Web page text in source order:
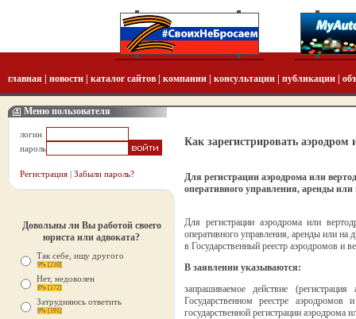
главная новости каталог сайтов компании консультации публикации
Меню пользователя
логин
пароль
Регистрация | Забыли пароль?
Довольны ли Вы работой своего
юриста или адвоката?
Так себе, ищу другого
9% [210]
Нет, недоволен
8% [172]
Затрудняюсь ответить
9% [191]
Как зарегистрировать аэродром
Для регистрации аэродрома или
оперативного управления, аренды
Для регистрации аэродрома или
оперативного управления, аренды или на
в Государственный реестр аэродромов и
В заявлении указываются:
запрашиваемое действие
Государственном реестре аэродромов
государственной регистрации аэродрома